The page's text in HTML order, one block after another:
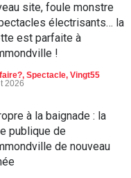
site, foule monstre
électrisants… la
est parfaite à
!
, Spectacle, Vingt55
2026
à la baignade : la
publique de
de nouveau